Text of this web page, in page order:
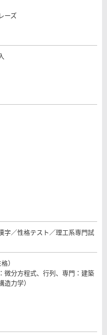
ーズ
字／性格テスト／理工系専門試
）
微分方程式、行列、専門：建築
力学）